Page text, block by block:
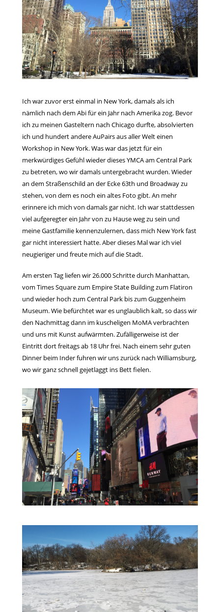
Ich war zuvor erst einmal in New York, damals als ich
nämlich nach dem Abi für ein Jahr nach Amerika zog. Bevor
ich zu meinen Gasteltern nach Chicago durfte, absolvierten
ich und hundert andere AuPairs aus aller Welt einen
Workshop in New York. Was war das jetzt für ein
merkwürdiges Gefühl wieder dieses YMCA am Central Park
zu betreten, wo wir damals untergebracht wurden. Wieder
an dem Straßenschild an der Ecke 63th und Broadway zu
stehen, von dem es noch ein altes Foto gibt. An mehr
erinnere ich mich von damals gar nicht. Ich war stattdessen
viel aufgeregter ein Jahr von zu Hause weg zu sein und
meine Gastfamilie kennenzulernen, dass mich New York fast
gar nicht interessiert hatte. Aber dieses Mal war ich viel
neugieriger und freute mich auf die Stadt.
Am ersten Tag liefen wir 26.000 Schritte durch Manhattan,
vom Times Square zum Empire State Building zum Flatiron
und wieder hoch zum Central Park bis zum Guggenheim
Museum. Wie befürchtet war es unglaublich kalt, so dass wir
den Nachmittag dann im kuscheligen MoMA verbrachten
und uns mit Kunst aufwärmten. Zufälligerweise ist der
Eintritt dort freitags ab 18 Uhr frei. Nach einem sehr guten
Dinner beim Inder fuhren wir uns zurück nach Williamsburg,
wo wir ganz schnell gejetlaggt ins Bett fielen.